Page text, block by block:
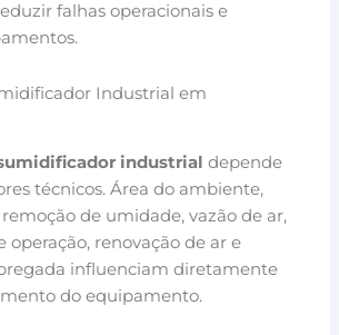
falhas operacionais e
Industrial em
industrial depende
técnicos. Área do ambiente,
de umidade, vazão de ar,
operação, renovação de ar e
influenciam diretamente
do equipamento.